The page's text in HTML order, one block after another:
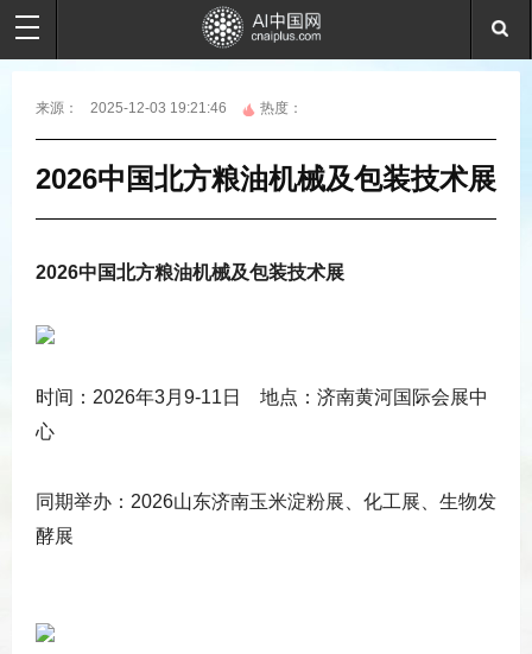
来源： 2025-12-03 19:21:46 热度：
2026中国北方粮油机械及包装技术展
2026中国北方粮油机械及包装技术展
时间：2026年3月9-11日 地点：济南黄河国际会展中
心
同期举办：2026山东济南玉米淀粉展、化工展、生物发
酵展